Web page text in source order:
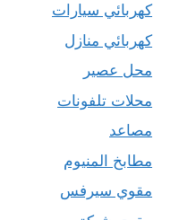
كهربائي سيارات
كهربائي منازل
محل عصير
محلات تلفونات
مصاعد
مطابخ المنيوم
مقوي سيرفس